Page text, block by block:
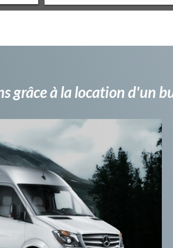
grâce à la location d'un